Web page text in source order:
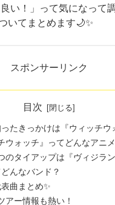
い！」って気になって
いてまとめます🌙✨
スポンサーリンク
目次
たきっかけは『ウィッチウ
ウォッチ』ってどんなアニ
のタイアップは『ヴィジラン
んなバンド？
曲まとめ✨
アー情報も熱い！